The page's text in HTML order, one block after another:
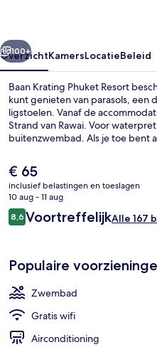
Volgende
100+
OverzichtKamersLocatieBeleid
Baan Krating Phuket Resort
kunt genieten van parasols, een
ligstoelen. Vanaf de
Strand van Rawai. Voor
buitenzwembad. Als je toe bent
ga naar de bar/lounge voor een
voorzieningen behoren ook een
en een tuin.
De
huidige
prijs
is
€ 65
€ 65
inclusief belastingen en toeslagen
10 aug - 11 aug
Beoordelingen
8,68,6 op 10 –
VoortreffelijkAlle 167
Populaire
Zwembad
Gratis wifi
Airconditioning